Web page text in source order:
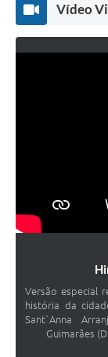
Vídeo
Versão especial
história da
Sant`Anna
Guimarães